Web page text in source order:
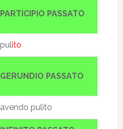
PARTICIPIO PASSATO
pulito
GERUNDIO PASSATO
avendo pulito